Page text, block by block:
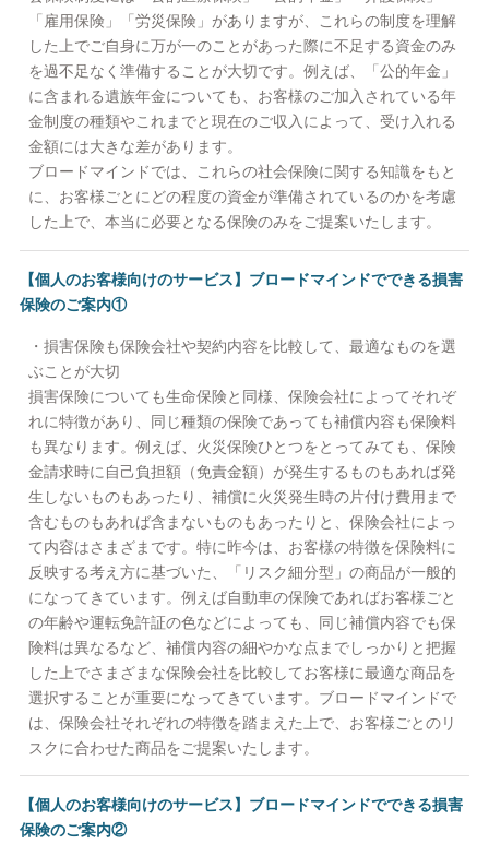
「雇用保険」「労災保険」がありますが、これらの制度を理解
した上でご自身に万が一のことがあった際に不足する資金のみ
を過不足なく準備することが大切です。例えば、「公的年金」
に含まれる遺族年金についても、お客様のご加入されている年
金制度の種類やこれまでと現在のご収入によって、受け入れる
金額には大きな差があります。
ブロードマインドでは、これらの社会保険に関する知識をもと
に、お客様ごとにどの程度の資金が準備されているのかを考慮
した上で、本当に必要となる保険のみをご提案いたします。
【個人のお客様向けのサービス】ブロードマインドでできる損害
保険のご案内①
・損害保険も保険会社や契約内容を比較して、最適なものを選
ぶことが大切
損害保険についても生命保険と同様、保険会社によってそれぞ
れに特徴があり、同じ種類の保険であっても補償内容も保険料
も異なります。例えば、火災保険ひとつをとってみても、保険
金請求時に自己負担額（免責金額）が発生するものもあれば発
生しないものもあったり、補償に火災発生時の片付け費用まで
含むものもあれば含まないものもあったりと、保険会社によっ
て内容はさまざまです。特に昨今は、お客様の特徴を保険料に
反映する考え方に基づいた、「リスク細分型」の商品が一般的
になってきています。例えば自動車の保険であればお客様ごと
の年齢や運転免許証の色などによっても、同じ補償内容でも保
険料は異なるなど、補償内容の細やかな点までしっかりと把握
した上でさまざまな保険会社を比較してお客様に最適な商品を
選択することが重要になってきています。ブロードマインドで
は、保険会社それぞれの特徴を踏まえた上で、お客様ごとのリ
スクに合わせた商品をご提案いたします。
【個人のお客様向けのサービス】ブロードマインドでできる損害
保険のご案内②